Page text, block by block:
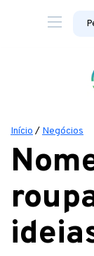
Início / Negócios